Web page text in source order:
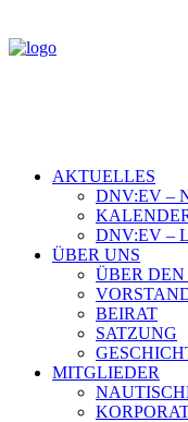
AKTUELLES
DNV:EV –
DNV:EV –
ÜBER UNS
ÜBER
BEIRAT
SATZUNG
MITGLIEDER